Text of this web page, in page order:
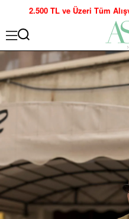
2.500 TL ve Üzeri Tüm